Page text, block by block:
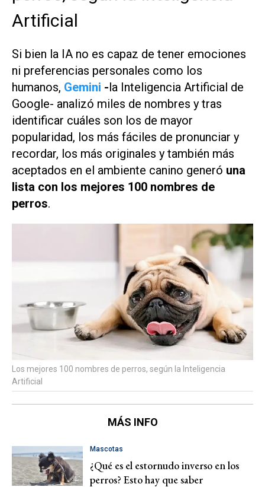
Artificial
Si bien la IA no es capaz de tener emociones
ni preferencias personales como los
humanos, Gemini -la Inteligencia Artificial de
Google- analizó miles de nombres y tras
identificar cuáles son los de mayor
popularidad, los más fáciles de pronunciar y
recordar, los más originales y también más
aceptados en el ambiente canino generó una
lista con los mejores 100 nombres de
perros.
Los mejores 100 nombres de perros, según la Inteligencia
Artificial
MÁS INFO
Mascotas
¿Qué es el estornudo inverso en los
perros? Esto hay que saber